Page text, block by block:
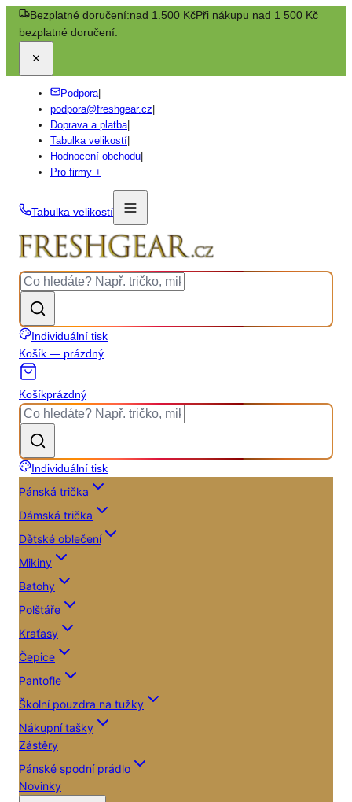
Bezplatné doručení:nad 1.500 KčPři nákupu nad 1 500 Kč
bezplatné doručení.
Podpora|
podpora@freshgear.cz
Doprava a platba|
Tabulka velikostí
Hodnocení obchodu
Pro firmy +
Tabulka velikostí
Individuální tisk
Košík — prázdný
Košíkprázdný
Individuální tisk
Pánská trička
Dámská trička
Dětské oblečení
Mikiny
Batohy
Polštáře
Kraťasy
Čepice
Pantofle
Školní pouzdra na tužky
Nákupní tašky
Zástěry
Pánské spodní prádlo
Novinky